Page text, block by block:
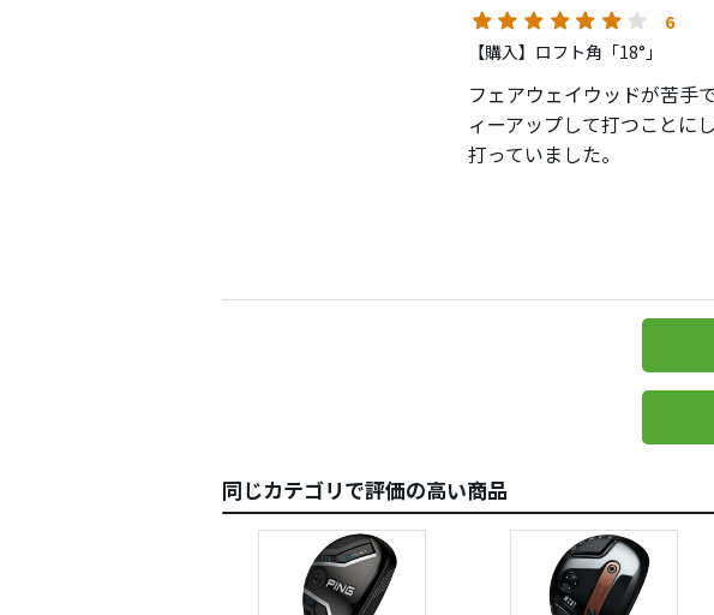
欠点は値段とラフからは難
ヘッドも小さいが
私のような下手くそにこれ
6
【購入】ロフト角「18°」
フェアウェイウッドが苦手
ィーアップして打つことに
打っていました。
ただ、もう少し距離が欲
これならいけるかも！っ
純正シャフトのSのままだ
ヘッドとシャフトに鉛をは
４Ｕより飛距離を出すとい
同じカテゴリで評価の高い商品